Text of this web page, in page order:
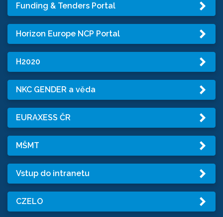
Funding & Tenders Portal
Horizon Europe NCP Portal
H2020
NKC GENDER a věda
EURAXESS ČR
MŠMT
Vstup do intranetu
CZELO